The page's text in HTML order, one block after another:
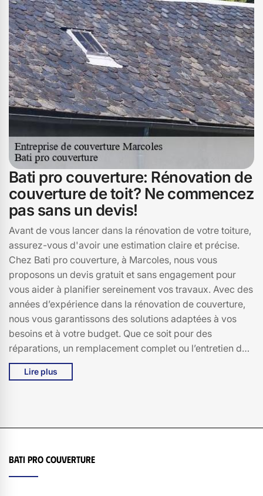
dépasser vos attentes à chaque projet, car votre
satisfaction est notre priorité. Faites confiance à Bati pro
couverture pour une toiture qui combine sécurité,
longévité et beauté, et découvrez pourquoi nous
sommes le choix de prédilection des résidents de
Marcoles et 15220.
Bati pro couverture: Rénovation de
couverture de toit? Ne commencez
pas sans un devis!
Avant de vous lancer dans la rénovation de votre toiture,
assurez-vous d'avoir une estimation claire et précise.
Chez Bati pro couverture, à Marcoles, nous vous
proposons un devis gratuit et sans engagement pour
vous aider à planifier sereinement vos travaux. Avec des
années d’expérience dans la rénovation de couverture,
nous vous garantissons des solutions adaptées à vos
besoins et à votre budget. Que ce soit pour des
réparations, un remplacement complet ou l’entretien de
votre toit, nous vous offrons un service de qualité à des
prix compétitifs.
Lire plus
Bati pro couverture